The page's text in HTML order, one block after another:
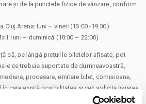
și de la punctele fizice de vânzare, conform
Cluj Arena: luni – vineri (13:00 -19:00)
luni – duminică (10:00 – 22:00)
că, pe lângă prețurile biletelor afisate, pot
ce trebuie suportate de dumneavoastră,
procesare, emitere bilet, comisioane,
în care există posibilitatea și veți solicita livrarea
Asigurare En Garde (în cazul în care veți